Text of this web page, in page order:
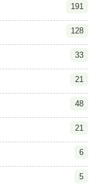
191
128
33
21
48
21
6
5